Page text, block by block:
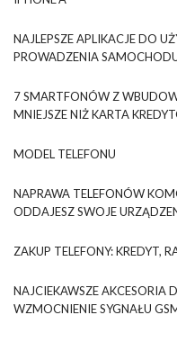
NAJLEPSZE APLIKACJE DO
PROWADZENIA
7 SMARTFONÓW Z
MNIEJSZE NIŻ KARTA
MODEL TELEFONU
NAPRAWA TELEFONÓW
ODDAJESZ SWOJE
ZAKUP TELEFONY: KREDYT,
NAJCIEKAWSZE AKCESORIA
WZMOCNIENIE SYGNAŁU